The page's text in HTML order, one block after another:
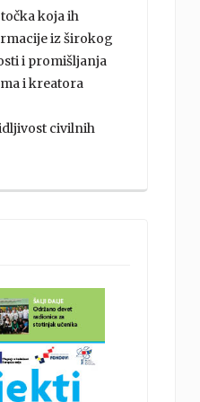
koja ih
iz širokog
i promišljanja
i kreatora
civilnih